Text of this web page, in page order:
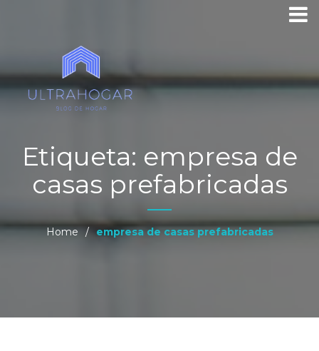
Etiqueta: empresa de
casas prefabricadas
Home / empresa de casas prefabricadas